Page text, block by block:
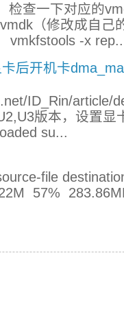
检查一下对应的
（修改成自己
vmkfstools -x
后开机卡
ID_Rin/
版本，设置显
su...
file
57%